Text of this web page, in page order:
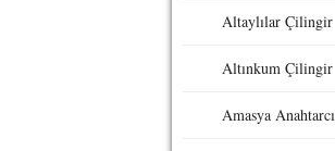
Altaylılar Çilingir
Altınkum Çilingir
Amasya Anahtarcı